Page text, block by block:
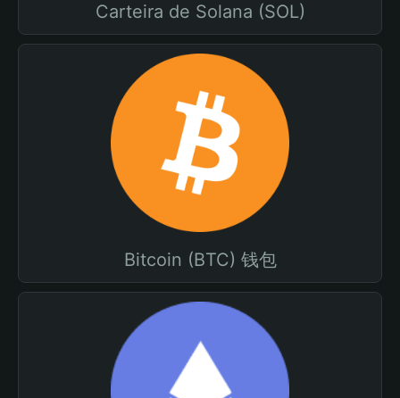
Carteira de Solana (SOL)
Bitcoin (BTC) 钱包